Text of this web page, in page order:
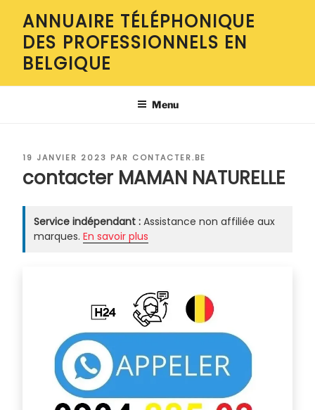
contenu
principal
ANNUAIRE TÉLÉPHONIQUE
DES PROFESSIONNELS EN
BELGIQUE
Menu
PUBLIÉ
19 JANVIER 2023 PAR CONTACTER.BE
contacter MAMAN NATURELLE
Service indépendant : Assistance non affiliée aux
marques. En savoir plus